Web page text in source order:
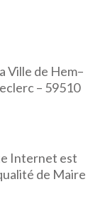
Ville de Hem–
– 59510
Internet est
de Maire